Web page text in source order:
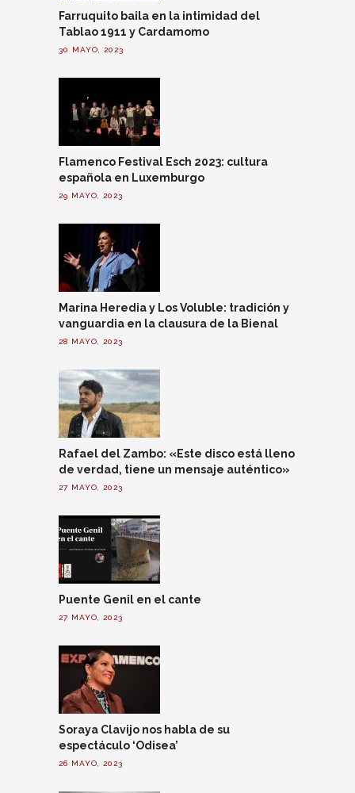
Farruquito baila en la intimidad del
Tablao 1911 y Cardamomo
30 MAYO, 2023
Flamenco Festival Esch 2023: cultura
española en Luxemburgo
29 MAYO, 2023
Marina Heredia y Los Voluble: tradición y
vanguardia en la clausura de la Bienal
28 MAYO, 2023
Rafael del Zambo: «Este disco está lleno
de verdad, tiene un mensaje auténtico»
27 MAYO, 2023
Puente Genil en el cante
27 MAYO, 2023
Soraya Clavijo nos habla de su
espectáculo ‘Odisea’
26 MAYO, 2023